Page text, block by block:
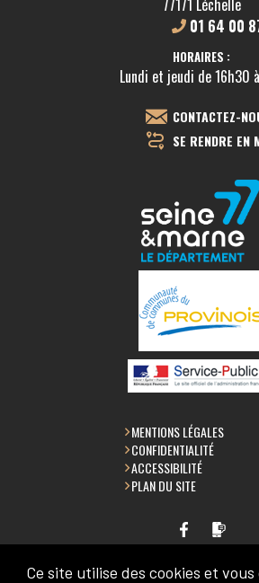
77171 Léchelle
01 64 00
HORAIRES :
Lundi et jeudi de 16h30
CONTACTEZ-
SE RENDRE EN
MENTIONS LÉGALES
CONFIDENTIALITÉ
ACCESSIBILITÉ
PLAN DU SITE
Ce site utilise des cookies et